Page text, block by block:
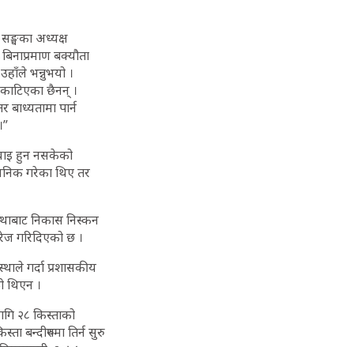
अध्यक्ष
बक्यौता
भन्नुभयो ।
छैनन् ।
पार्न
हुन नसकेको
गरेका थिए तर
निकास निस्कन
गरिदिएको छ ।
गर्दा प्रशासकीय
थिएन ।
२८ किस्ताको
बन्दीरुपमा तिर्न सुरु